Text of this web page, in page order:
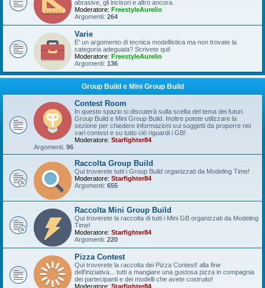
abrasive, gli incisori e altro ancora.
Moderatore: FreestyleAurelio
Argomenti: 264
Varie
E' un argomento di tecnica modellistica ma non trovate la
categoria adeguata? Scrivete qui!
Moderatore: FreestyleAurelio
Argomenti: 136
Group Build e Mini Group Build
Contest Room
In questo spazio si discuterà sulla scelta del tema dei futuri
Group Build e Mini Group Build. Inoltre potete utilizzare la
sezione per chiedere informazioni sui soggetti da proporre nei
vari contest e su tutto ciò riguardi i GB!
Moderatore: Starfighter84
Argomenti: 96
Raccolta Group Build
Qui troverete tutti i Group Build organizzati da Modeling Time!
Moderatore: Starfighter84
Argomenti: 655
Raccolta Mini Group Build
Qui troverete la raccolta di tutti i Mini GB organizzati da Modeling
Time!
Moderatore: Starfighter84
Argomenti: 220
Pizza Contest
Qui troverete la raccolta dei Pizza Contest! alla fine
dell'iniziativa... tutti a mangiare una gustosa pizza in compagnia
dei partecipanti e dei modelli che avete costruito!
Moderatore: Starfighter84